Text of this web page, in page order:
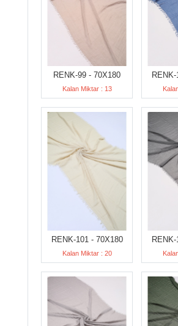
RENK-99 - 70X180
Kalan Miktar : 13
RENK-101 - 70X180
Kalan Miktar : 20